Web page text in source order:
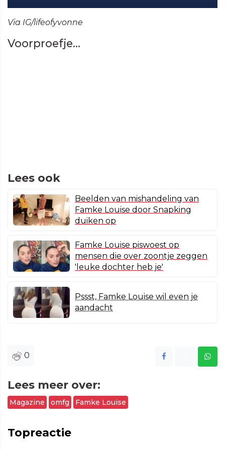
Via IG/lifeofyvonne
Voorproefje...
Lees ook
Beelden van mishandeling van
Famke Louise door Snapking
duiken op
Famke Louise piswoest op
mensen die over zoontje zeggen
'leuke dochter heb je'
Pssst, Famke Louise wil even je
aandacht
0
Lees meer over:
Magazine omfg Famke Louise
Topreactie